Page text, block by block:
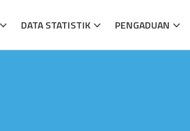
DATA STATISTIK PENGADUAN